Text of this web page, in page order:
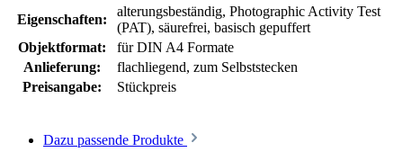
Eigenschaften:
alterungsbeständig, Photographic Activity Test
(PAT), säurefrei, basisch gepuffert
Objektformat:
für DIN A4 Formate
Anlieferung:
flachliegend, zum Selbststecken
Preisangabe:
Stückpreis
Dazu passende Produkte